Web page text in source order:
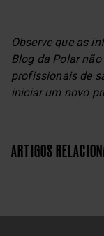
Observe que as
Blog da Polar
profissionais de
iniciar um novo
ARTIGOS